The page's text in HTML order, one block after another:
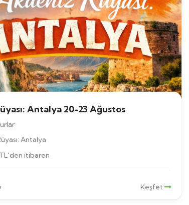
Antalya 20-23 Ağustos
Antalya
TL 'den itibaren
Keşfet